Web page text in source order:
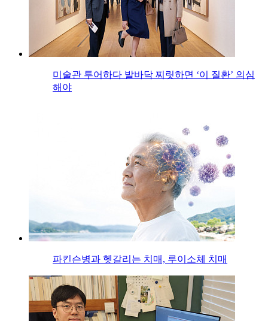
미술관 투어하다 발바닥 찌릿하면 ‘이 질환’ 의심
해야
파킨슨병과 헷갈리는 치매, 루이소체 치매